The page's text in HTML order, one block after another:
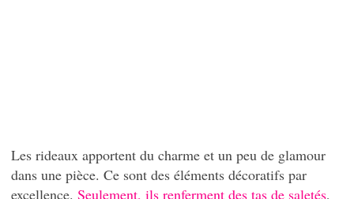
Les rideaux apportent du charme et un peu de glamour
dans une pièce. Ce sont des éléments décoratifs par
excellence. Seulement, ils renferment des tas de saletés,